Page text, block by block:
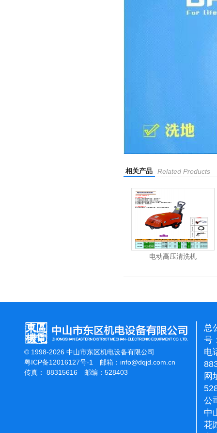
相关产品 Related Products
电动高压清洗机
© 1998-2026 中山市东区机电设备有限公司
粤ICP备12016127号-1
邮箱： info@dqjd.com.cn
传真： 88315616 邮编：528403
总
号
电
网
公
中
花